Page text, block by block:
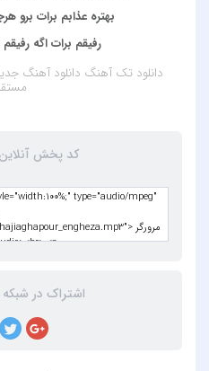
بهتره عذابم برات برو
رفیقم برات اگه
دانلود تک آهنگدانلود آهنگ
کد پخش آنلاین
اشتراک در